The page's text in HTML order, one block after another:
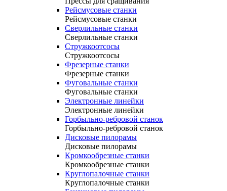
Рейсмусовые станки
Рейсмусовые станки
Сверлильные станки
Сверлильные станки
Стружкоотсосы
Стружкоотсосы
Фрезерные станки
Фрезерные станки
Фуговальные станки
Фуговальные станки
Электронные линейки
Электронные линейки
Горбыльно-ребровой станок
Горбыльно-ребровой станок
Дисковые пилорамы
Дисковые пилорамы
Кромкообрезные станки
Кромкообрезные станки
Круглопалочные станки
Круглопалочные станки